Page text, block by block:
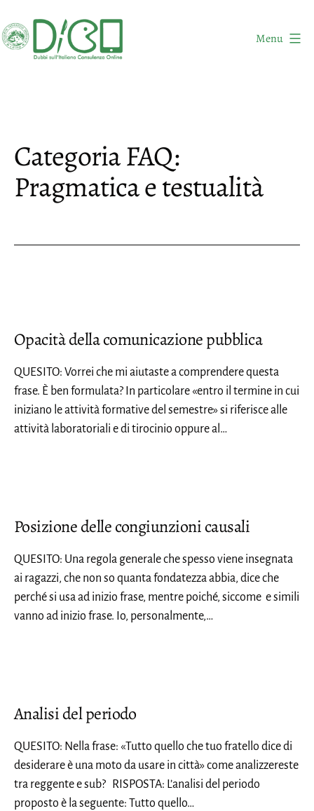
al
contenuto
Consulenza
Online
Menu
Categoria FAQ:
Pragmatica e testualità
Opacità della comunicazione pubblica
QUESITO: Vorrei che mi aiutaste a comprendere questa
frase. È ben formulata? In particolare «entro il termine in cui
iniziano le attività formative del semestre» si riferisce alle
attività laboratoriali e di tirocinio oppure al…
Posizione delle congiunzioni causali
QUESITO: Una regola generale che spesso viene insegnata
ai ragazzi, che non so quanta fondatezza abbia, dice che
perché si usa ad inizio frase, mentre poiché, siccome e simili
vanno ad inizio frase. Io, personalmente,…
Analisi del periodo
QUESITO: Nella frase: «Tutto quello che tuo fratello dice di
desiderare è una moto da usare in città» come analizzereste
tra reggente e sub? RISPOSTA: L’analisi del periodo
proposto è la seguente: Tutto quello…